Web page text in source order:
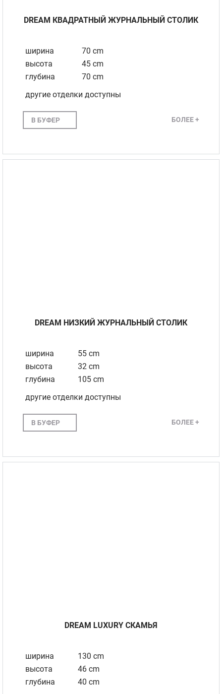
DREAM КВАДРАТНЫЙ ЖУРНАЛЬНЫЙ СТОЛИК
ширина
70 cm
высота
45 cm
глубина
70 cm
другие отделки доступны
В БУФЕР БОЛЕЕ +
DREAM НИЗКИЙ ЖУРНАЛЬНЫЙ СТОЛИК
ширина
55 cm
высота
32 cm
глубина
105 cm
другие отделки доступны
В БУФЕР БОЛЕЕ +
DREAM LUXURY СКАМЬЯ
ширина
130 cm
высота
46 cm
глубина
40 cm